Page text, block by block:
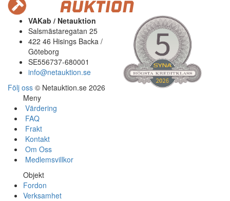
VAKab / Netauktion
Salsmästaregatan 25
422 46 Hisings Backa /
Göteborg
SE556737-680001
info@netauktion.se
Följ oss © Netauktion.se 2026
Meny
Värdering
FAQ
Frakt
Kontakt
Om Oss
Medlemsvillkor
Objekt
Fordon
Verksamhet